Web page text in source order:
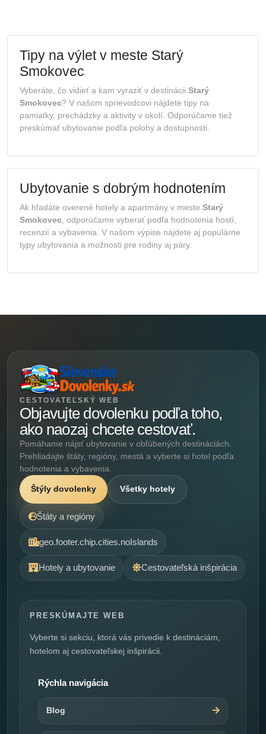
Tipy na výlet v meste Starý
Smokovec
Vyberáte, čo vidieť a kam vyraziť v destinácii Starý
Smokovec? V našom sprievodcovi nájdete tipy na
pamiatky, prechádzky a aktivity v okolí. Odporúčame tiež
preskúmať ubytovanie podľa polohy a dostupnosti.
Ubytovanie s dobrým hodnotením
Ak hľadáte overené hotely a apartmány v meste Starý
Smokovec , odporúčame vyberať podľa hodnotenia hostí,
recenzií a vybavenia. V našom výpise nájdete aj populárne
typy ubytovania a možnosti pre rodiny aj páry.
CESTOVATEĽSKÝ WEB
Objavujte dovolenku podľa toho,
ako naozaj chcete cestovať.
Pomáhame nájsť ubytovanie v obľúbených destináciách.
Prehliadajte štáty, regióny, mestá a vyberte si hotel podľa
hodnotenia a vybavenia.
Štýly dovolenky Všetky hotely
Štáty a regióny
geo.footer.chip.cities.noIslands
Hotely a ubytovanie Cestovateľská inšpirácia
PRESKÚMAJTE WEB
Vyberte si sekciu, ktorá vás privedie k destináciám,
hotelom aj cestovateľskej inšpirácii.
Rýchla navigácia
Blog